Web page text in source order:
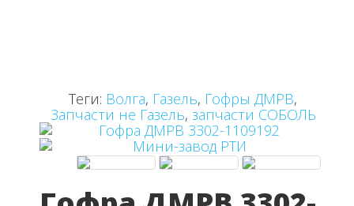
Теги: Волга, Газель, Гофры ДМРВ,
Запчасти не Газель, запчасти СОБОЛЬ